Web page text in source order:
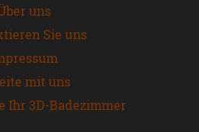
uns
Sie uns
mit uns
Ihr 3D-Badezimmer